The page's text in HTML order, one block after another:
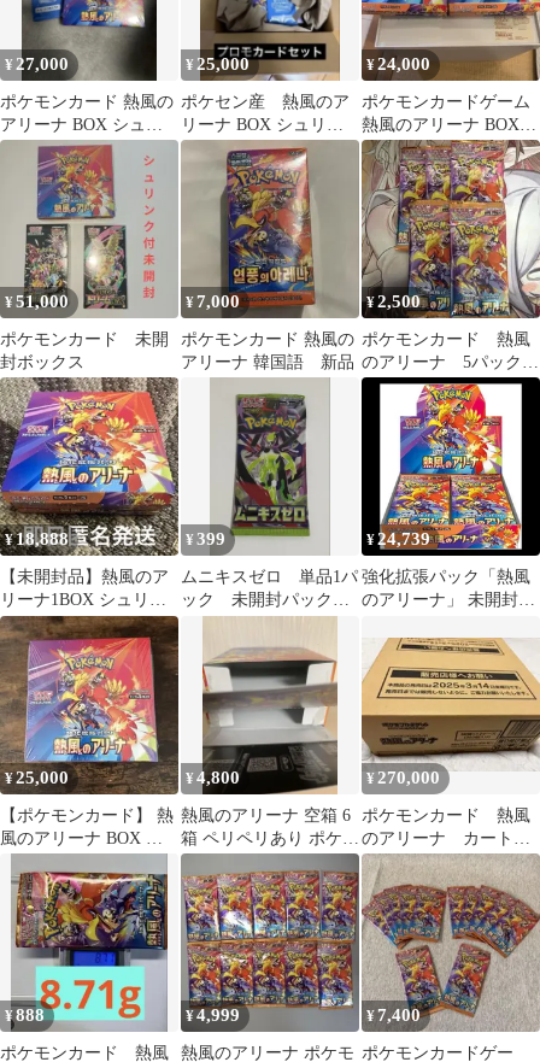
¥ 27,000
ポケモンカード 熱風の
アリーナ BOX シュリ
ンク プロモ付き
¥ 25,000
ポケセン産 熱風のア
リーナ BOX シュリン
ク付 プロモ付 新品未開
¥24,000
ポケモンカードゲーム
熱風のアリーナ BOX
ペリペリなし 2box
¥51,000
ポケモンカード 未開
封ボックス
¥7,000
ポケモンカード 熱風の
アリーナ 韓国語 新品
¥2,500
ポケモンカード 熱風
のアリーナ 5パック
未開封
¥18,888
【未開封品】熱風のア
リーナ1BOX シュリン
クなし
¥399
ムニキスゼロ 単品1パ
ック 未開封パック
ード ポケカ
¥24,739
強化拡張パック「熱風
のアリーナ」 未開封
¥25,000
【ポケモンカード】 熱
風のアリーナ BOX 未
¥4,800
熱風のアリーナ 空箱 6
箱 ペリペリあり ポケモ
ンカード
¥270,000
ポケモンカード 熱風
のアリーナ カート
ン 未開封
¥888
ポケモンカード 熱風
¥4,999
熱風のアリーナ ポケモ
¥7,400
ポケモンカードゲー